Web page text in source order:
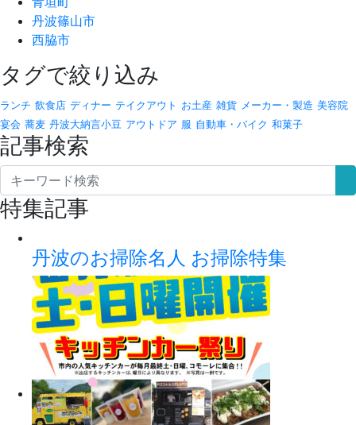
丹波篠山市
西脇市
タグで絞り込み
ランチ 飲食店 ディナー テイクアウト お土産 雑貨 メーカー・製造 美容院
宴会 蕎麦 丹波大納言小豆 アウトドア 服 自動車・バイク 和菓子
記事検索
特集記事
丹波のお掃除名人 お掃除特集